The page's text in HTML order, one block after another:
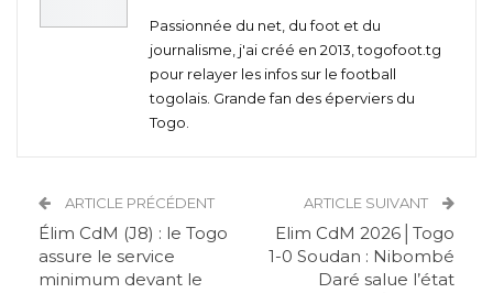
Passionnée du net, du foot et du
journalisme, j'ai créé en 2013, togofoot.tg
pour relayer les infos sur le football
togolais. Grande fan des éperviers du
Togo.
ARTICLE PRÉCÉDENT
Élim CdM (J8) : le Togo
assure le service
minimum devant le
ARTICLE SUIVANT
Elim CdM 2026│Togo
1-0 Soudan : Nibombé
Daré salue l’état